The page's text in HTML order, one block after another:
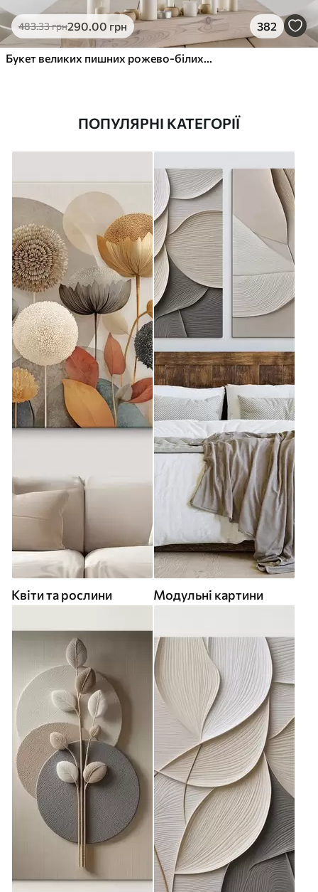
483.33грн290.00 грн 382
Букет великих пишних рожево-білих квітів півонії із зеленим листям на м’якому розмитому фоні
ПОПУЛЯРНІ КАТЕГОРІЇ
Квіти та рослини Модульні картини